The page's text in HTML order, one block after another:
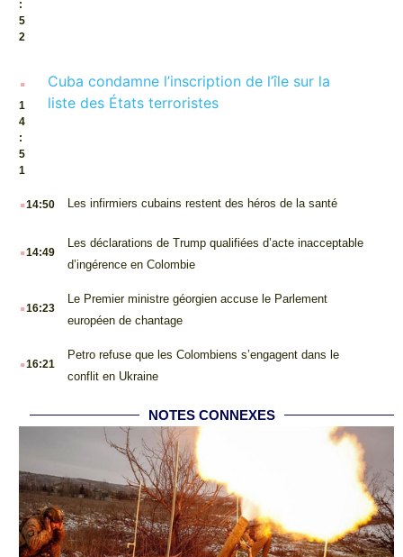
:
5
2
.
1
4
:
5
1
Cuba condamne l’inscription de l’île sur la
liste des États terroristes
.14:50 Les infirmiers cubains restent des héros de la santé
.14:49
Les déclarations de Trump qualifiées d’acte inacceptable
d’ingérence en Colombie
.16:23
Le Premier ministre géorgien accuse le Parlement
européen de chantage
.16:21
Petro refuse que les Colombiens s’engagent dans le
conflit en Ukraine
NOTES CONNEXES